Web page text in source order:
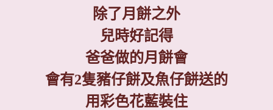
除了月餅之外
兒時好記得
爸爸做的月餅會
會有2隻豬仔餅及魚仔餅送的
用彩色花藍裝住